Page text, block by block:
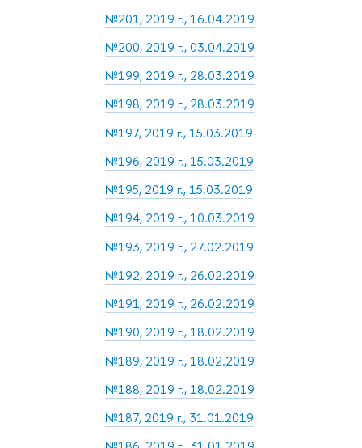
№201, 2019 г., 16.04.2019
№200, 2019 г., 03.04.2019
№199, 2019 г., 28.03.2019
№198, 2019 г., 28.03.2019
№197, 2019 г., 15.03.2019
№196, 2019 г., 15.03.2019
№195, 2019 г., 15.03.2019
№194, 2019 г., 10.03.2019
№193, 2019 г., 27.02.2019
№192, 2019 г., 26.02.2019
№191, 2019 г., 26.02.2019
№190, 2019 г., 18.02.2019
№189, 2019 г., 18.02.2019
№188, 2019 г., 18.02.2019
№187, 2019 г., 31.01.2019